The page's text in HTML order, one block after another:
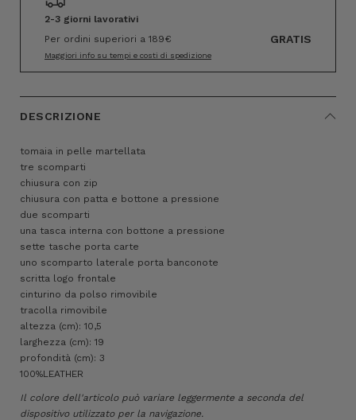
2-3 giorni lavorativi
Per ordini superiori a 189€
GRATIS
Maggiori info su tempi e costi di spedizione
DESCRIZIONE
tomaia in pelle martellata
tre scomparti
chiusura con zip
chiusura con patta e bottone a pressione
due scomparti
una tasca interna con bottone a pressione
sette tasche porta carte
uno scomparto laterale porta banconote
scritta logo frontale
cinturino da polso rimovibile
tracolla rimovibile
altezza (cm): 10,5
larghezza (cm): 19
profondità (cm): 3
100%LEATHER
Il colore dell'articolo può variare leggermente a seconda del
dispositivo utilizzato per la navigazione.